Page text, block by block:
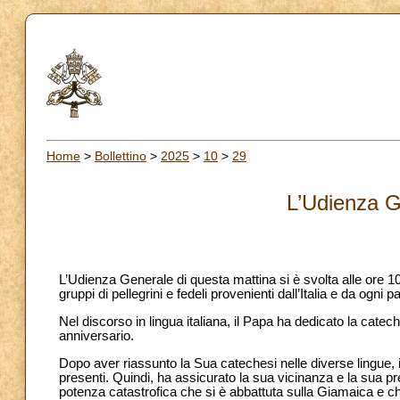
Home > Bollettino > 2025 > 10 > 29
L’Udienza
L’Udienza Generale di questa mattina si è svolta alle ore
gruppi di pellegrini e fedeli provenienti dall’Italia e da ogni
Nel discorso in lingua italiana, il Papa ha dedicato la
anniversario.
Dopo aver riassunto la Sua catechesi nelle diverse
presenti. Quindi, ha assicurato la sua vicinanza e la sua
potenza catastrofica che si è abbattuta sulla Giamaica e